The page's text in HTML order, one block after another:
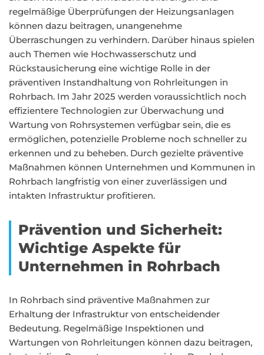
regelmäßige Überprüfungen der Heizungsanlagen
können dazu beitragen, unangenehme
Überraschungen zu verhindern. Darüber hinaus spielen
auch Themen wie Hochwasserschutz und
Rückstausicherung eine wichtige Rolle in der
präventiven Instandhaltung von Rohrleitungen in
Rohrbach. Im Jahr 2025 werden voraussichtlich noch
effizientere Technologien zur Überwachung und
Wartung von Rohrsystemen verfügbar sein, die es
ermöglichen, potenzielle Probleme noch schneller zu
erkennen und zu beheben. Durch gezielte präventive
Maßnahmen können Unternehmen und Kommunen in
Rohrbach langfristig von einer zuverlässigen und
intakten Infrastruktur profitieren.
Prävention und Sicherheit:
Wichtige Aspekte für
Unternehmen in Rohrbach
In Rohrbach sind präventive Maßnahmen zur
Erhaltung der Infrastruktur von entscheidender
Bedeutung. Regelmäßige Inspektionen und
Wartungen von Rohrleitungen können dazu beitragen,